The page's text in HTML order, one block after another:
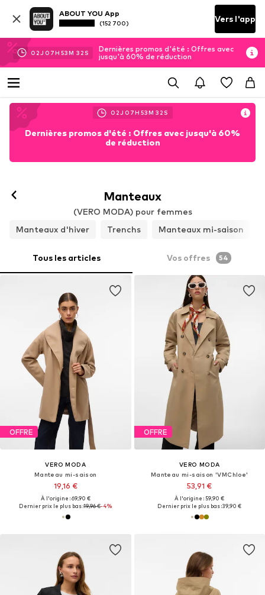
ABOUT YOU App
(152 700) Vers l'app
02J 07H 53M 30 S
Dernières promos d'été : Offres avec
jusqu'à 60% de réduction
02J 07H 53M 30 S
Dernières promos d'été : Offres avec jusqu'à 60%
de réduction
Manteaux
(VERO MODA) pour femmes
Manteaux d'hiver
Trenchs Manteaux mi-saison
Tous les articles Vos offres 54
OFFRE
VERO MODA
Manteau mi-saison
19,16 €
À l'origine : 69,90 €
Dernier prix le plus bas :19,96 €-4%
OFFRE
VERO MODA
Manteau mi-saison 'VMChloe'
53,91 €
À l'origine : 59,90 €
Dernier prix le plus bas :39,90 €